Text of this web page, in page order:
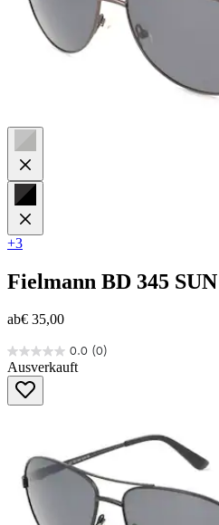
+3
Fielmann BD 345
ab€ 35,00
0.0 (0)
0.0
von
Sternen.
Ausverkauft